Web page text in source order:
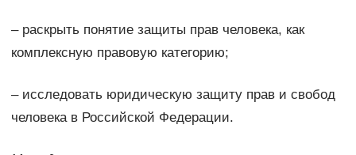
– раскрыть понятие защиты прав человека, как
комплексную правовую категорию;
– исследовать юридическую защиту прав и свобод
человека в Российской Федерации.